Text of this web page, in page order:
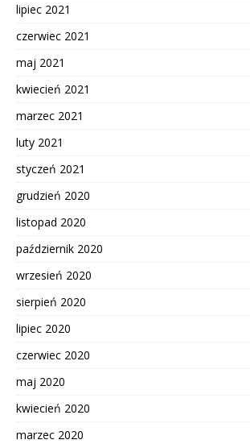
lipiec 2021
czerwiec 2021
maj 2021
kwiecień 2021
marzec 2021
luty 2021
styczeń 2021
grudzień 2020
listopad 2020
październik 2020
wrzesień 2020
sierpień 2020
lipiec 2020
czerwiec 2020
maj 2020
kwiecień 2020
marzec 2020